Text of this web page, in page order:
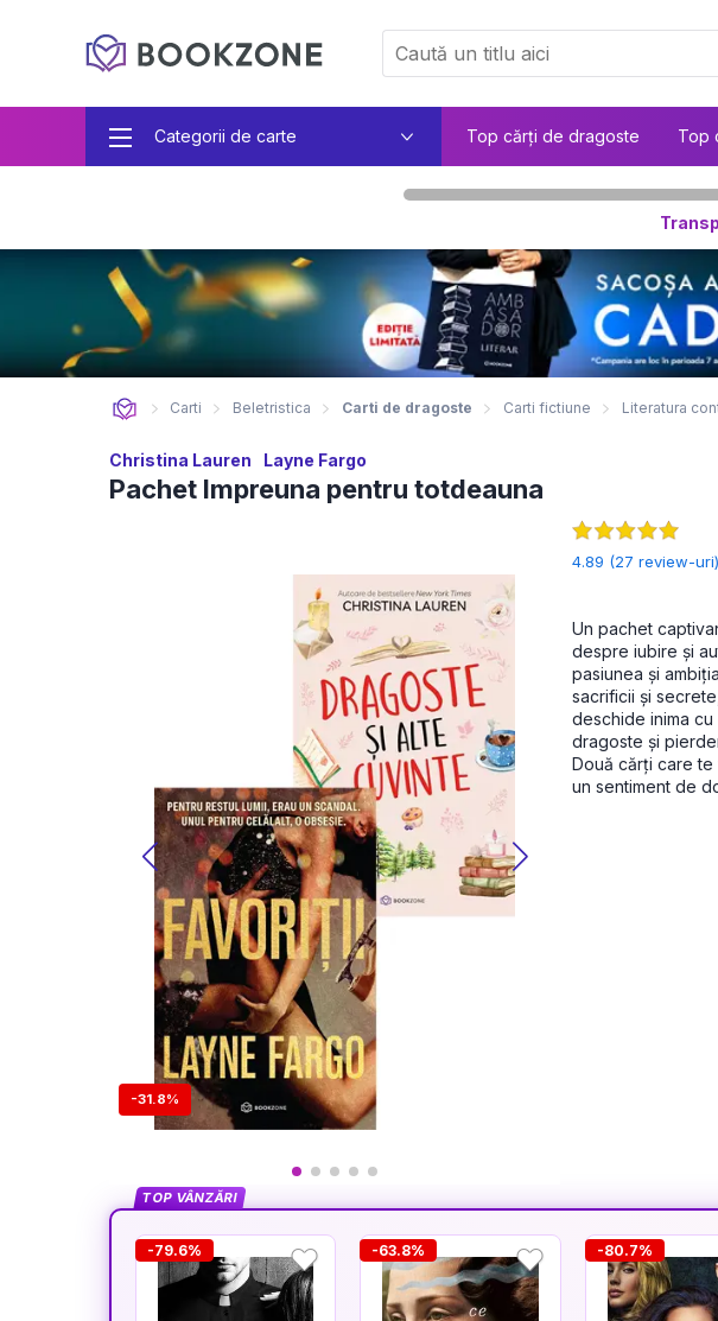
Categorii de carte Top cărți de dragoste Top
Carti Beletristica Carti de dragoste Carti fictiune Literatura
Christina Lauren Layne Fargo
Pachet Impreuna pentru totdeauna
-31.8%
4.89 (27 review-uri)
Un pachet
despre iubire și
pasiunea și
sacrificii și
deschide inima
dragoste și
Două cărți care
un sentiment de
TOP VÂNZĂRI
-79.6% -63.8% -80.7%